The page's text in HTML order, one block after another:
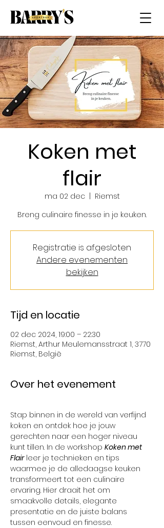
Koken met
flair
ma 02 dec
  |
Riemst
Breng culinaire finesse in je keuken.
Registratie is afgesloten
Andere evenementen
bekijken
Tijd en locatie
02 dec 2024, 19:00 – 22:30
Riemst, Arthur Meulemansstraat 1, 3770
Riemst, België
Over het evenement
Stap binnen in de wereld van verfijnd
koken en ontdek hoe je jouw
gerechten naar een hoger niveau
kunt tillen. In de workshop Koken met
Flair leer je technieken en tips
waarmee je de alledaagse keuken
transformeert tot een culinaire
ervaring. Hier draait het om
smaakvolle details, elegante
presentatie en de juiste balans
tussen eenvoud en finesse.